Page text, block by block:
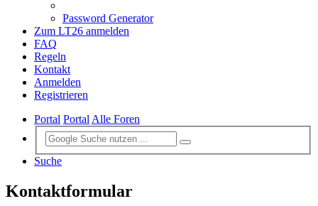
Password Generator
Zum LT26 anmelden
FAQ
Regeln
Kontakt
Anmelden
Registrieren
Portal PortalAlle Foren
Suche
Kontaktformular